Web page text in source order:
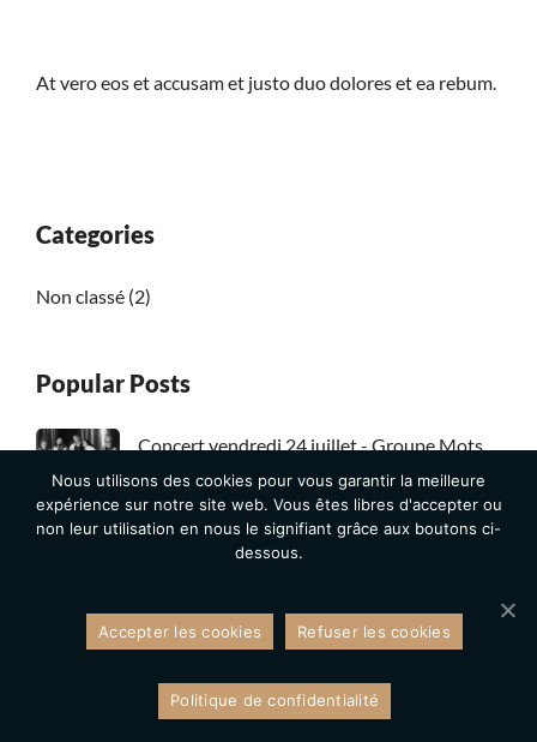
At vero eos et accusam et justo duo dolores et ea rebum.
Categories
Non classé (2)
Popular Posts
Concert vendredi 24 juillet - Groupe Mots
aux vents
15 JUILLET 2026
Nous utilisons des cookies pour vous garantir la meilleure
expérience sur notre site web. Vous êtes libres d'accepter ou
non leur utilisation en nous le signifiant grâce aux boutons ci-
dessous.
Accepter les cookies Refuser les cookies
Politique de confidentialité